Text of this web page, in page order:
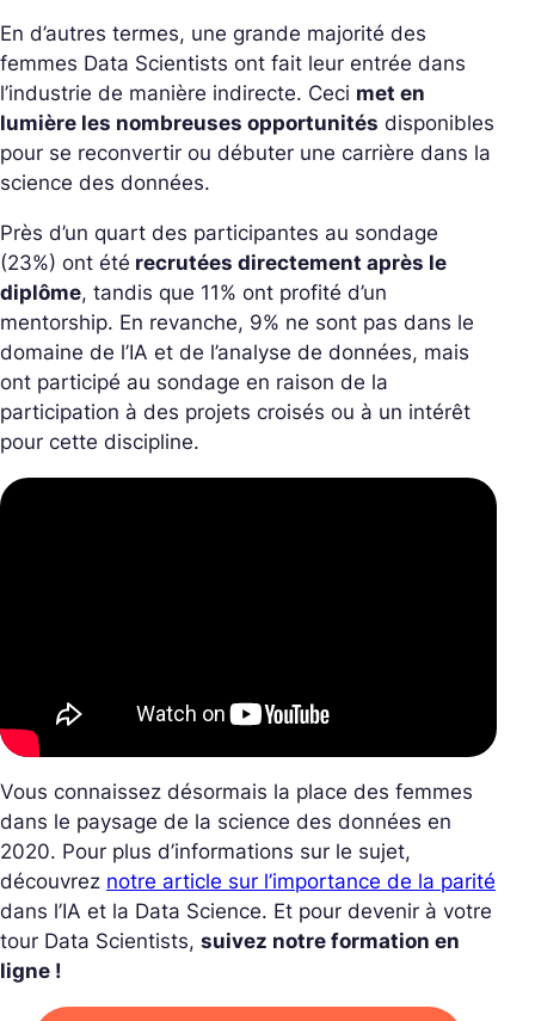
En d’autres termes, une grande majorité des
femmes Data Scientists ont fait leur entrée dans
l’industrie de manière indirecte. Ceci met en
lumière les nombreuses opportunités disponibles
pour se reconvertir ou débuter une carrière dans la
science des données.
Près d’un quart des participantes au sondage
(23%) ont été recrutées directement après le
diplôme, tandis que 11% ont profité d’un
mentorship. En revanche, 9% ne sont pas dans le
domaine de l’IA et de l’analyse de données, mais
ont participé au sondage en raison de la
participation à des projets croisés ou à un intérêt
pour cette discipline.
Vous connaissez désormais la place des femmes
dans le paysage de la science des données en
2020. Pour plus d’informations sur le sujet,
découvrez notre article sur l’importance de la parité
dans l’IA et la Data Science. Et pour devenir à votre
tour Data Scientists, suivez notre formation en
ligne !